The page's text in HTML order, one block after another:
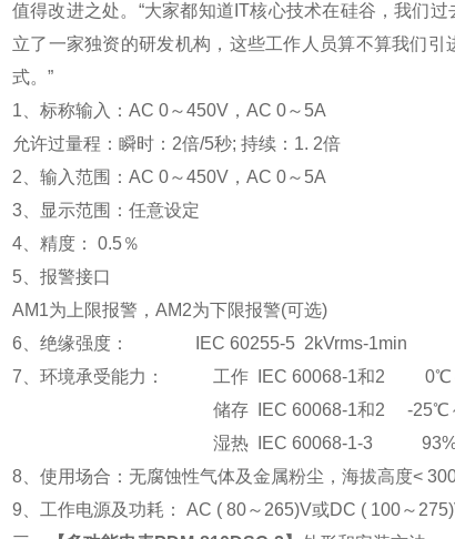
值得改进之处。“大家都知道IT核心技术在硅谷，我们
立了一家独资的研发机构，这些工作人员算不算我们
式。”
1 、标称输入：AC 0～450V ，AC 0～5A
允许过量程：瞬时：2倍/5秒; 持续：1. 2倍
2 、输入范围：AC 0～450V ，AC 0～5A
3
显示范围： 任意设定
4 、精度： 0.5％
5
报警接口
AM1为上限报警，AM2为下限报警(可选)
6
绝缘强度： IEC 60255-5 2kVrms-1min
7
环境承受能力： 工作 IEC 60068-1和2 0℃
储存 IEC 60068-1和2 -25℃
湿热 IEC 60068-1-3
8 、使用场合：无腐蚀性气体及金属粉尘，海拔高度<
9 、工作电源及功耗： AC ( 80～265)V或DC ( 100～